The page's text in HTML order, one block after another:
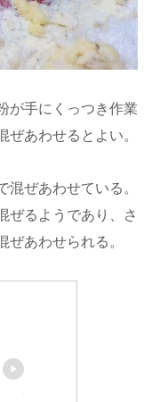
が手にくっつき作業
ぜあわせるとよい。
ぜあわせている。
ぜるようであり、さ
ぜあわせられる。